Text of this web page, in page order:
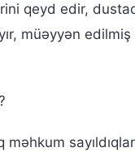
qeyd edir,
müəyyən
məhkum